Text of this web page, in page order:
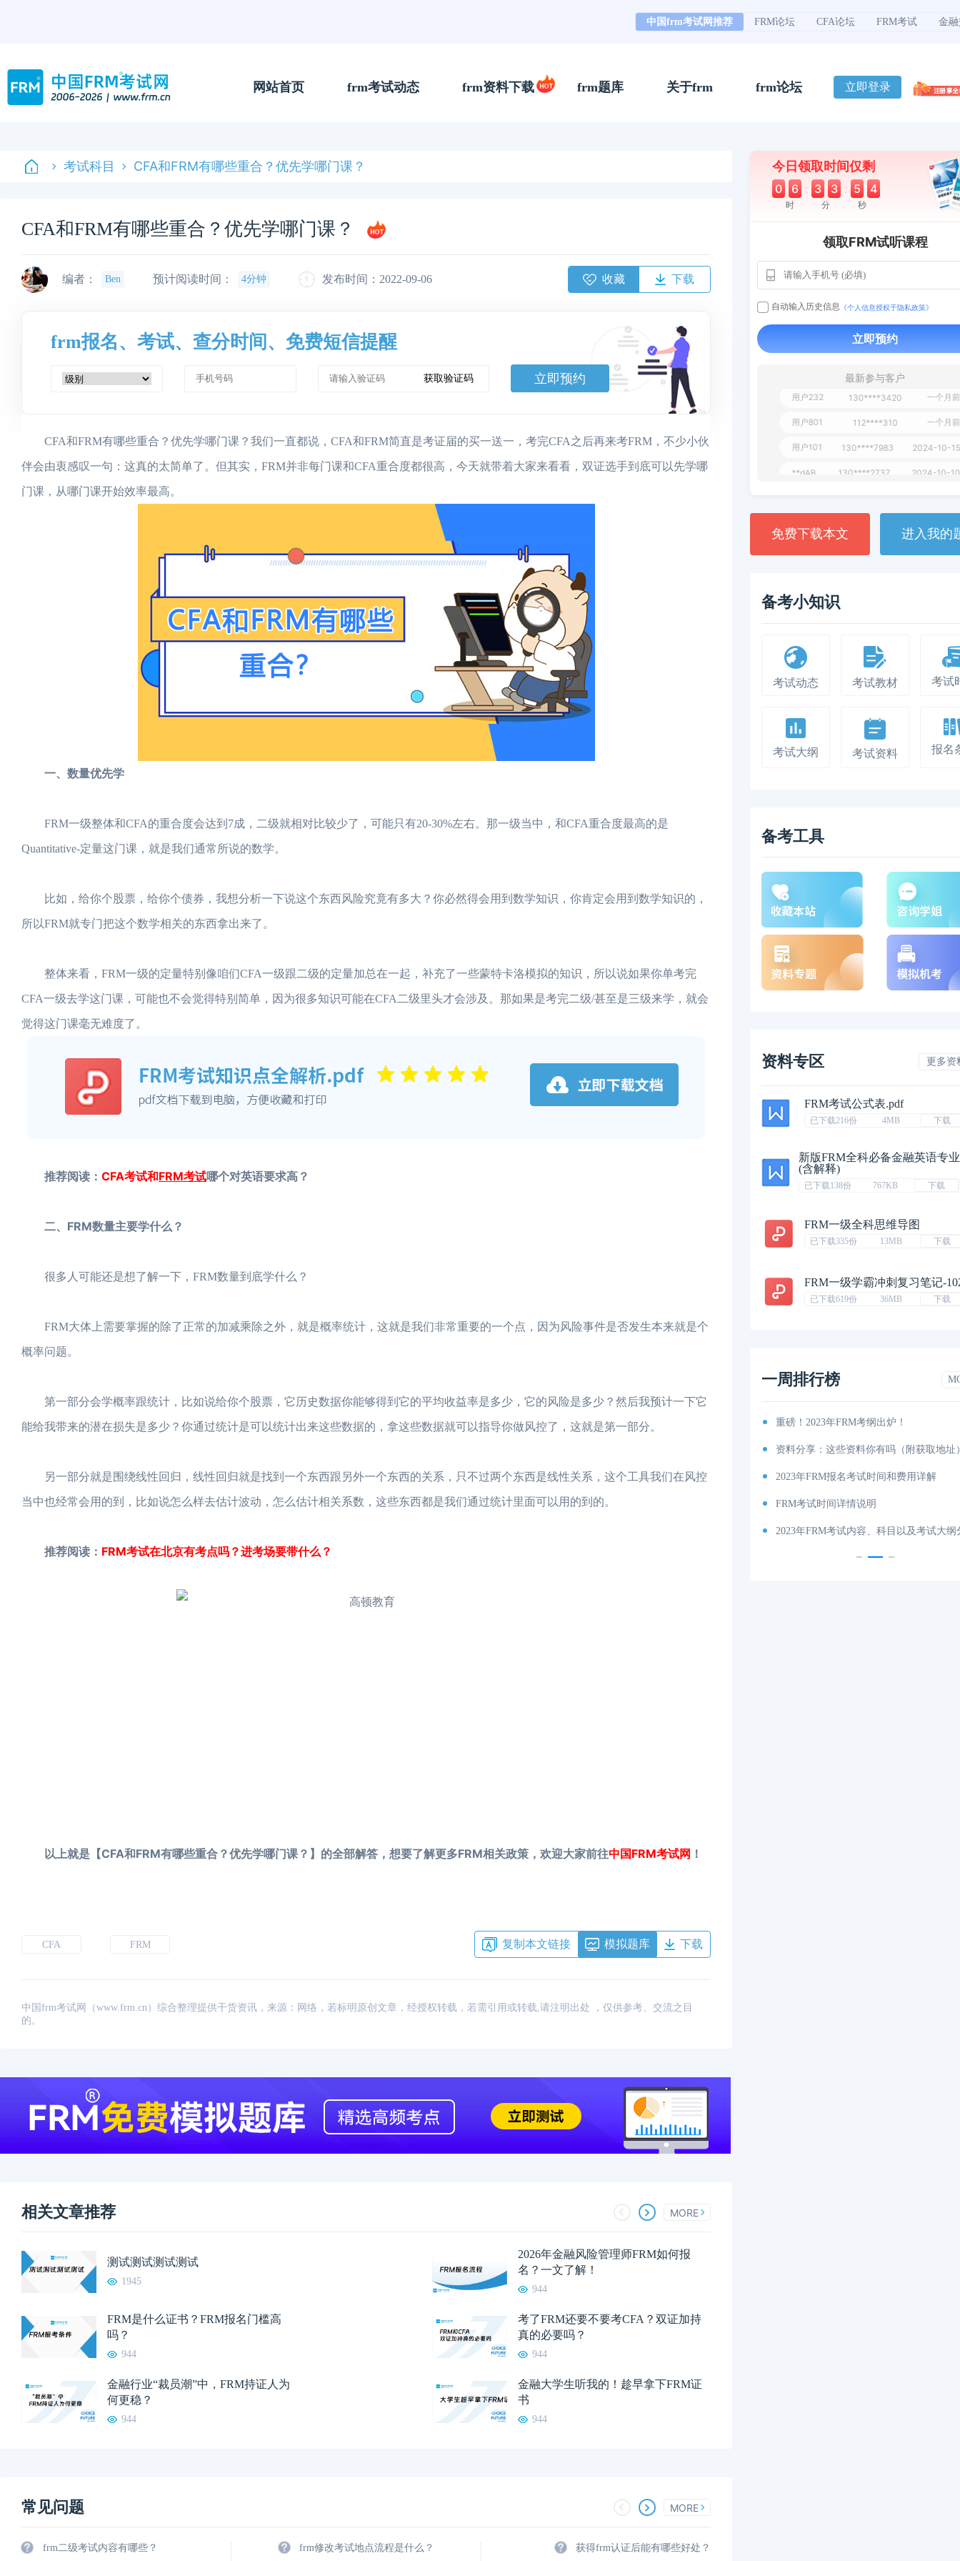
中国frm考试网推荐 FRM论坛 CFA论坛 FRM考试 金
网站首页 frm考试动态 frm资料下载 frm题库 关于frm frm论坛 立即登录
考试科目 CFA和FRM有哪些重合？优先学哪门课？
CFA和FRM有哪些重合？优先学哪门课？
编者： Ben 预计阅读时间： 4分钟 发布时间：2022-09-06 收藏 下载
frm报名、考试、查分时间、免费短信提醒
获取验证码 立即预约
CFA和FRM有哪些重合？优先学哪门课？我们一直都说，CFA和FRM简直是考证届的买一送一，考完CFA之后再来考FRM，不少小伙
伴会由衷感叹一句：这真的太简单了。但其实，FRM并非每门课和CFA重合度都很高，今天就带着大家来看看，双证选手到底可以先学哪
门课，从哪门课开始效率最高。
一、数量优先学
FRM一级整体和CFA的重合度会达到7成，二级就相对比较少了，可能只有20-30%左右。那一级当中，和CFA重合度最高的是
Quantitative-定量这门课，就是我们通常所说的数学。
比如，给你个股票，给你个债券，我想分析一下说这个东西风险究竟有多大？你必然得会用到数学知识，你肯定会用到数学知识的，
所以FRM就专门把这个数学相关的东西拿出来了。
整体来看，FRM一级的定量特别像咱们CFA一级跟二级的定量加总在一起，补充了一些蒙特卡洛模拟的知识，所以说如果你单考完
CFA一级去学这门课，可能也不会觉得特别简单，因为很多知识可能在CFA二级里头才会涉及。那如果是考完二级/甚至是三级来学，就会
觉得这门课毫无难度了。
推荐阅读： CFA考试和FRM考试哪个对英语要求高？
二、FRM数量主要学什么？
很多人可能还是想了解一下，FRM数量到底学什么？
FRM大体上需要掌握的除了正常的加减乘除之外，就是概率统计，这就是我们非常重要的一个点，因为风险事件是否发生本来就是个
概率问题。
第一部分会学概率跟统计，比如说给你个股票，它历史数据你能够得到它的平均收益率是多少，它的风险是多少？然后我预计一下它
能给我带来的潜在损失是多少？你通过统计是可以统计出来这些数据的，拿这些数据就可以指导你做风控了，这就是第一部分。
另一部分就是围绕线性回归，线性回归就是找到一个东西跟另外一个东西的关系，只不过两个东西是线性关系，这个工具我们在风控
当中也经常会用的到，比如说怎么样去估计波动，怎么估计相关系数，这些东西都是我们通过统计里面可以用的到的。
推荐阅读： FRM考试在北京有考点吗？进考场要带什么？
以上就是【CFA和FRM有哪些重合？优先学哪门课？】的全部解答，想要了解更多FRM相关政策，欢迎大家前往中国FRM考试网 ！
CFA FRM 复制本文链接 模拟题库 下载
中国frm考试网（www.frm.cn）综合整理提供干货资讯，来源：网络，若标明原创文章，经授权转载，若需引用或转载,请注明出处 ，仅供参考、交流之目
的。
相关文章推荐 MORE
测试测试测试测试
1945
2026年金融风险管理师FRM如何报
名？一文了解！
944
FRM是什么证书？FRM报名门槛高
吗？
944
考了FRM还要不要考CFA？双证加持
真的必要吗？
944
金融行业“裁员潮”中，FRM持证人为
何更稳？
944
金融大学生听我的！趁早拿下FRM证
书
944
常见问题 MORE
frm二级考试内容有哪些？ frm修改考试地点流程是什么？ 获得frm认证后能有哪些好处？
今日领取时间仅剩
0 6 : 3 3 : 5 3
时 分 秒
领取FRM试听课程
自动输入历史信息 《个人信息授权于隐私政策》
立即预约
最新参与客户
用户163 112****290 1天前
**AoZ 130****8017
127****21
用户279 130****8868 2024-08-21
免费下载本文 进入我的
备考小知识
考试动态 考试教材 考试
考试大纲 考试资料 报名
备考工具
资料专区 更多资
FRM考试公式表.pdf
已下载216份 4MB 下载
新版FRM全科必备金融英语专
(含解释)
已下载138份 767KB 下载
FRM一级全科思维导图
已下载335份 13MB 下载
FRM一级学霸冲刺复习笔记-
已下载619份 36MB 下载
一周排行榜
2023年FRM考试安排汇总篇
FRM考试知识点：特雷诺比率
FRM考试知识点：马科维茨有效前沿
重磅！2023年FRM考纲出炉！
资料分享：这些资料你有吗（附获取地址
2023年FRM报名考试时间和费用详解
FRM考试时间详情说明
2023年FRM考试内容、科目以及考试大纲